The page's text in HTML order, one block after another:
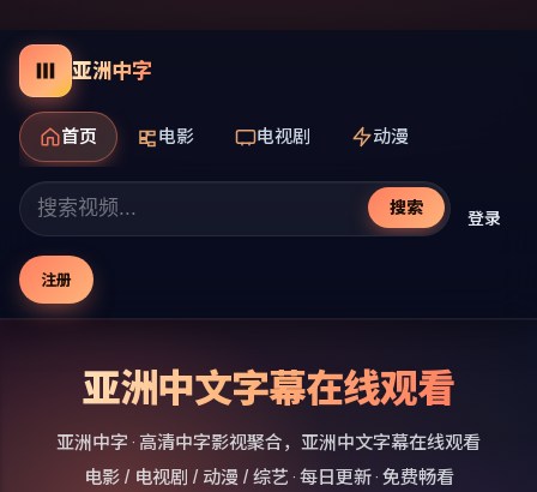
亚洲中字
首页 电影 电视剧 动漫
搜索 登录
注册
亚洲中文字幕在线观看
亚洲中字· 高清中字影视聚合， 亚洲中文字幕在线观看
电影 / 电视剧 / 动漫 / 综艺 · 每日更新 · 免费畅看